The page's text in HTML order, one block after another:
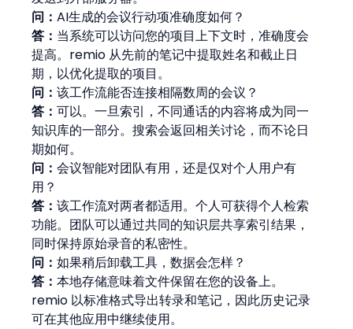
问：AI生成的会议行动项准确度如何？
答： 当系统可以访问您的项目上下文时，准确度会
提高。remio 从先前的笔记中提取姓名和截止日
期，以优化提取的项目。
问：该工作流能否连接相隔数周的会议？
答：可以。一旦索引，不同通话的内容将成为同一
知识库的一部分。搜索会返回相关讨论，而不论日
期如何。
问：会议智能对团队有用，还是仅对个人用户有
用？
答：该工作流对两者都适用。个人可获得个人检索
功能。团队可以通过共同的知识层共享索引结果，
同时保持原始录音的私密性。
问：如果稍后卸载工具，数据会怎样？
答：本地存储意味着文件保留在您的设备上。
remio 以标准格式导出转录和笔记，因此历史记录
可在其他应用中继续使用。